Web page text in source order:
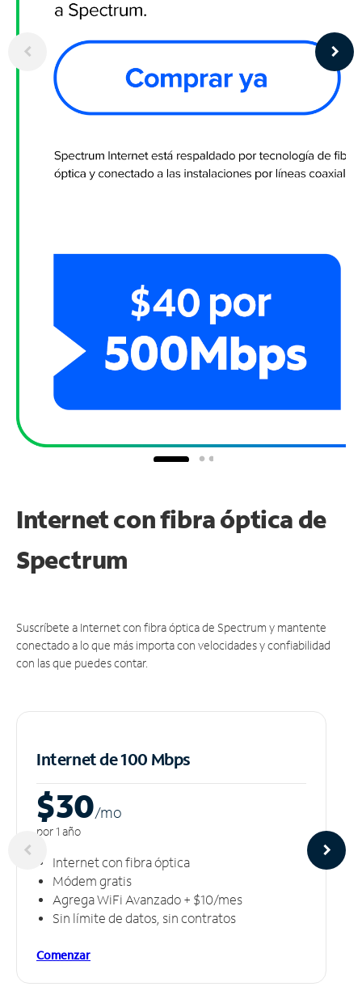
Internet con fibra óptica de
Spectrum
Suscríbete a Internet con fibra óptica de Spectrum y mantente
conectado a lo que más importa con velocidades y confiabilidad
con las que puedes contar.
Internet de 100 Mbps
$30/mo
por 1 año
Internet con fibra óptica
Módem gratis
Agrega WiFi Avanzado + $10/mes
Sin límite de datos, sin contratos
Comenzar